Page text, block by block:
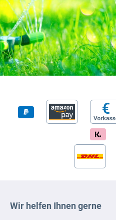
Wir helfen Ihnen gerne